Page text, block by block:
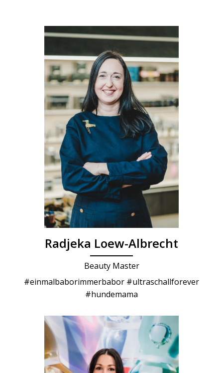
Radjeka Loew-Albrecht
Beauty Master
#einmalbaborimmerbabor #ultraschallforever
#hundemama